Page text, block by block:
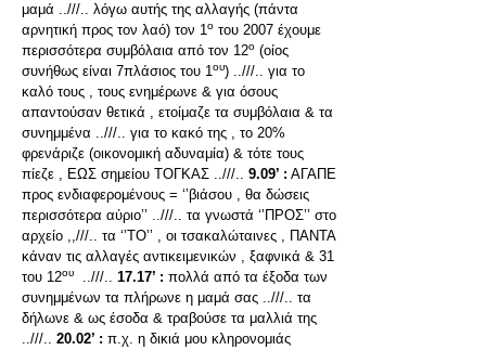
μαμά ..///.. λόγω αυτής της αλλαγής (πάντα
αρνητική προς τον λαό) τον 1ο του 2007 έχουμε
περισσότερα συμβόλαια από τον 12ο (οίος
συνήθως είναι 7πλάσιος του 1ου) ..///.. για το
καλό τους , τους ενημέρωνε & για όσους
απαντούσαν θετικά , ετοίμαζε τα συμβόλαια & τα
συνημμένα ..///.. για το κακό της , το 20%
φρενάριζε (οικονομική αδυναμία) & τότε τους
πίεζε , ΕΩΣ σημείου ΤΟΓΚΑΣ ..///.. 9.09’ : ΑΓΑΠΕ
προς ενδιαφερομένους = ‘’βιάσου , θα δώσεις
περισσότερα αύριο’’ ..///.. τα γνωστά ‘’ΠΡΟΣ’’ στο
αρχείο ,,///.. τα ‘’ΤΟ’’ , οι τσακαλώταινες , ΠΑΝΤΑ
κάναν τις αλλαγές αντικειμενικών , ξαφνικά & 31
του 12ου ..///.. 17.17’ : πολλά από τα έξοδα των
συνημμένων τα πλήρωνε η μαμά σας ..///.. τα
δήλωνε & ως έσοδα & τραβούσε τα μαλλιά της
..///.. 20.02’ : π.χ. η δικιά μου κληρονομιάς